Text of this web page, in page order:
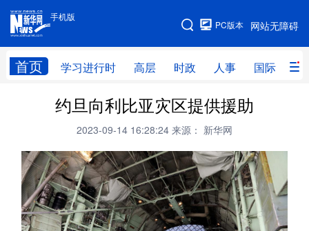
手机版
网站无障碍
PC版本
首页 学习进行时 高层 时政 人事 国际 财
手机版
网站地图
学习进行时 高层 时政
财经 网评
台湾 思客智库 全球连线 教育
科技 科创 量子 体育
文化 书画 健康 军事
约旦向利比亚灾区提供援助
2023-09-14 16:28:24 来源： 新华网